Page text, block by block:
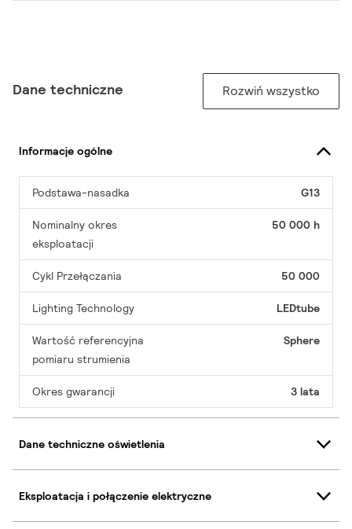
Dane techniczne Rozwiń wszystko
Informacje ogólne
Podstawa-nasadka G13
Nominalny okres
eksploatacji
50 000 h
Cykl Przełączania 50 000
Lighting Technology LEDtube
Wartość referencyjna
pomiaru strumienia
Sphere
Okres gwarancji 3 lata
Dane techniczne oświetlenia
Eksploatacja i połączenie elektryczne